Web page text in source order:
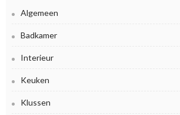
Algemeen
Badkamer
Interieur
Keuken
Klussen